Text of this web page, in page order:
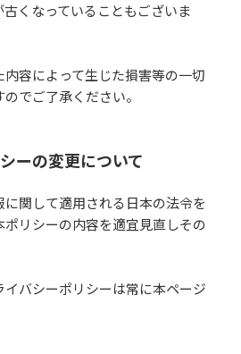
くなっていることもございま
容によって生じた損害等の一切
でご了承ください。
ーの変更について
関して適用される日本の法令を
リシーの内容を適宜見直しその
バシーポリシーは常に本ページ